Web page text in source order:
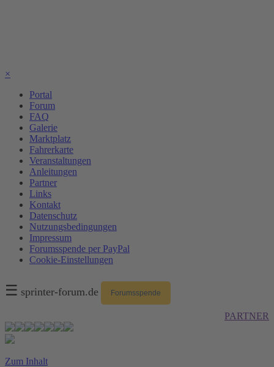
×
Portal
Forum
FAQ
Galerie
Marktplatz
Fahrerkarte
Veranstaltungen
Anleitungen
Partner
Links
Kontakt
Datenschutz
Nutzungsbedingungen
Impressum
Forumsspende per PayPal
Cookie-Einstellungen
☰ sprinter-forum.de Forumsspende
PARTNER
Zum Inhalt